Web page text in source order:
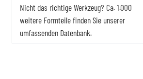
Nicht das richtige Werkzeug? Ca. 1.000
weitere Formteile finden Sie unserer
umfassenden Datenbank.